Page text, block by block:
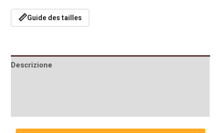
📏Guide des tailles
Descrizione